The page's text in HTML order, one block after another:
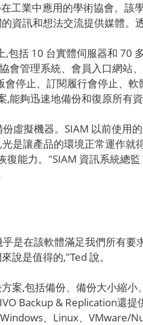
工業中應用的學術協會。
資訊和想法交流提供媒體。
,包括 10 台實體伺服器和
會管理系統、會員入口網
停止、訂閱履行會停止、
夠迅速地備份和復原所有
虛擬機器。SIAM 以前使
是讓產品的環境正常運作
能力。"SIAM 資訊系統總
是在該軟體滿足我們所有
說是值得的,"Ted 說。
案,包括備份、備份大小縮
Backup & Replication還
、Linux、VMware/